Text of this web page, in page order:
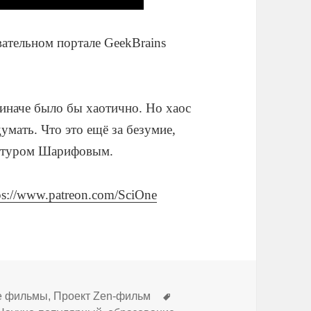
портале GeekBrains
было бы хаотично. Но хаос
Что это ещё за безумие,
Шарифовым.
www.patreon.com/SciOne
фильмы, Проект Zen-фильм